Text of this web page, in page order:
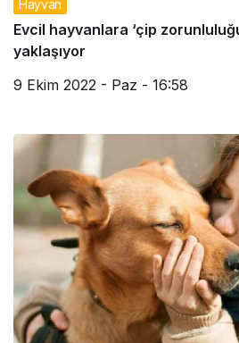
Hayvan
Evcil hayvanlara ‘çip
yaklaşıyor
9 Ekim 2022 - Paz - 16:58